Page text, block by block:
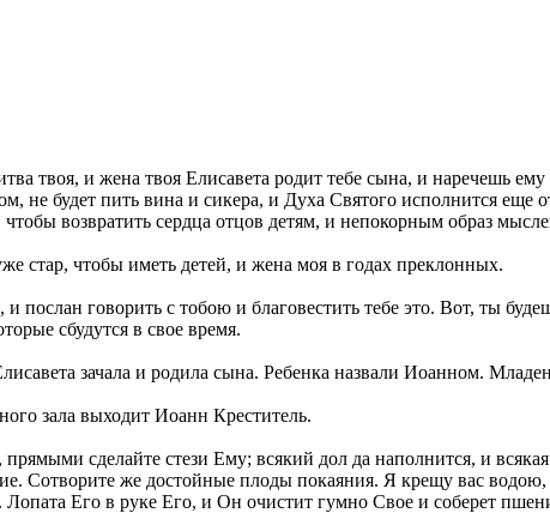
твоя, и жена твоя Елисавета родит тебе сына, и наречешь
не будет пить вина и сикера, и Духа Святого исполнится
возвратить сердца отцов детям, и непокорным образ
стар, чтобы иметь детей, и жена моя в годах преклонных.
говорить с тобою и благовестить тебе это. Вот, ты
сбудутся в свое время.
зачала и родила сына. Ребенка назвали Иоанном.
зала выходит Иоанн Креститель.
сделайте стези Ему; всякий дол да наполнится, и
Сотворите же достойные плоды покаяния. Я крещу вас
Лопата Его в руке Его, и Он очистит гумно Свое и соберет